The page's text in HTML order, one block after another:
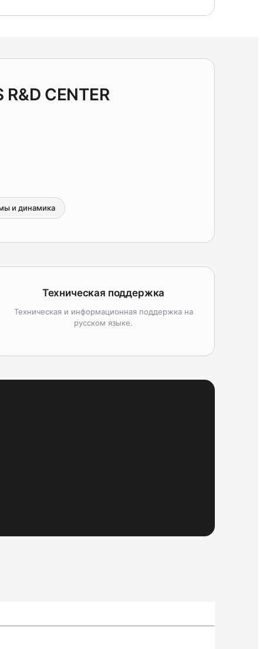
CENTER
и динамика
Техническая поддержка
Техническая и информационная поддержка на
русском языке.